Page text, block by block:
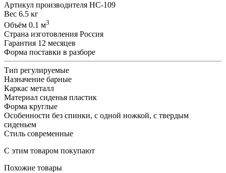
Артикул производителя НС-109
Вес 6.5 кг
Объём 0.1 м3
Страна изготовления Россия
Гарантия 12 месяцев
Форма поставки в разборе
Тип регулируемые
Назначение барные
Каркас металл
Материал сиденья пластик
Форма круглые
Особенности без спинки, с одной ножкой, с твердым
сиденьем
Стиль современные
С этим товаром покупают
Похожие товары